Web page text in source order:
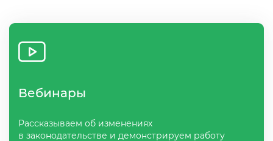
ебинары
Рассказываем об изменениях
законодательстве и демонстрируем работу